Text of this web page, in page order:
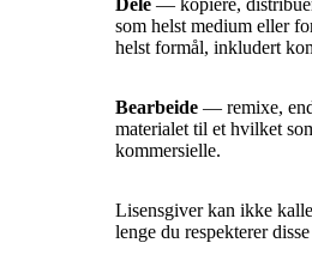
Dele — kopiere,
som helst medium eller
helst formål, inkludert
Bearbeide — remixe,
materialet til et hvilket
kommersielle.
Lisensgiver kan ikke
lenge du respekterer